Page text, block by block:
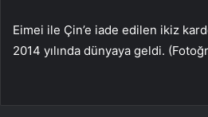
Eimei ile Çin’e iade edilen ikiz
2014 yılında dünyaya geldi.